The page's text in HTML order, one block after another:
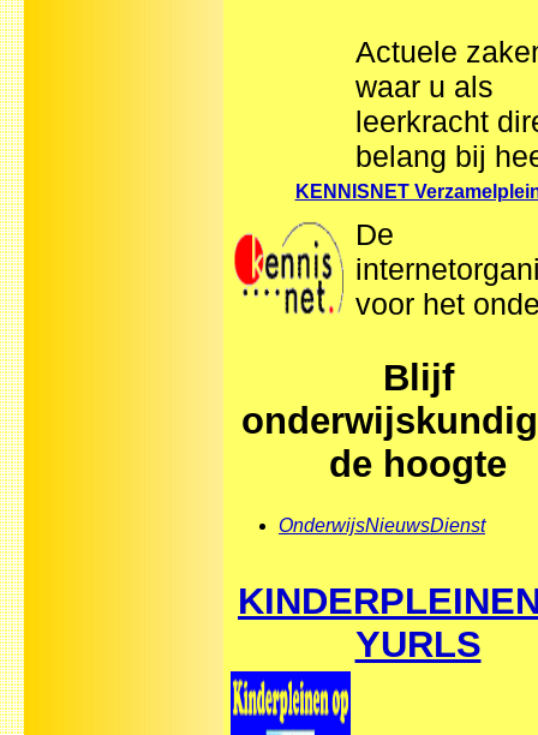
Actuele
waar u als
leerkracht
belang bij
KENNISNET
De
voor het
Blijf
de hoogte
OnderwijsNieuwsDienst
YURLS